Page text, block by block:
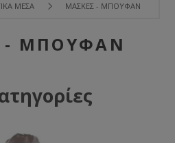
ΜΈΣΑ ΜΆΣΚΕΣ - ΜΠΟΥΦΆΝ
- ΜΠΟΥΦΆΝ